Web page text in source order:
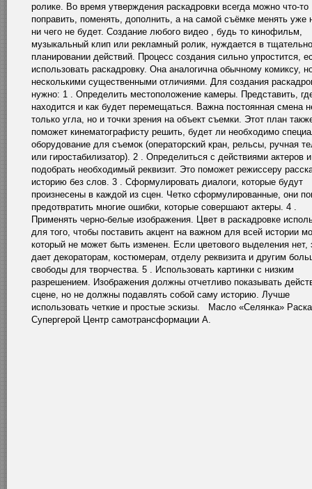
ролике. Во время утверждения раскадровки всегда можно что-то
поправить, поменять, дополнить, а на самой съёмке менять уже
ни чего не будет. Создание любого видео , будь то кинофильм,
музыкальный клип или рекламный ролик, нуждается в
планировании действий. Процесс создания сильно упростится,
использовать раскадровку. Она аналогична обычному комиксу,
несколькими существенными отличиями. Для создания
нужно: 1 . Определить местоположение камеры. Представить,
находится и как будет перемещаться. Важна постоянная смена
только угла, но и точки зрения на объект съемки. Этот план
поможет кинематографисту решить, будет ли необходимо
оборудование для съемок (операторский кран, рельсы, ручная
или гиростабилизатор). 2 . Определиться с действиями актеров и
подобрать необходимый реквизит. Это поможет режиссеру
историю без слов. 3 . Сформулировать диалоги, которые будут
произнесены в каждой из сцен. Четко сформулированные, они
предотвратить многие ошибки, которые совершают актеры. 4 .
Применять черно-белые изображения. Цвет в раскадровке
для того, чтобы поставить акцент на важном для всей истории
который не может быть изменен. Если цветового выделения нет,
дает декораторам, костюмерам, отделу реквизита и другим
свободы для творчества. 5 . Использовать картинки с низким
разрешением. Изображения должны отчетливо показывать
сцене, но не должны подавлять собой саму историю. Лучше
использовать четкие и простые эскизы. Масло «Селянка»
Супергерой Центр самотрансформации А.